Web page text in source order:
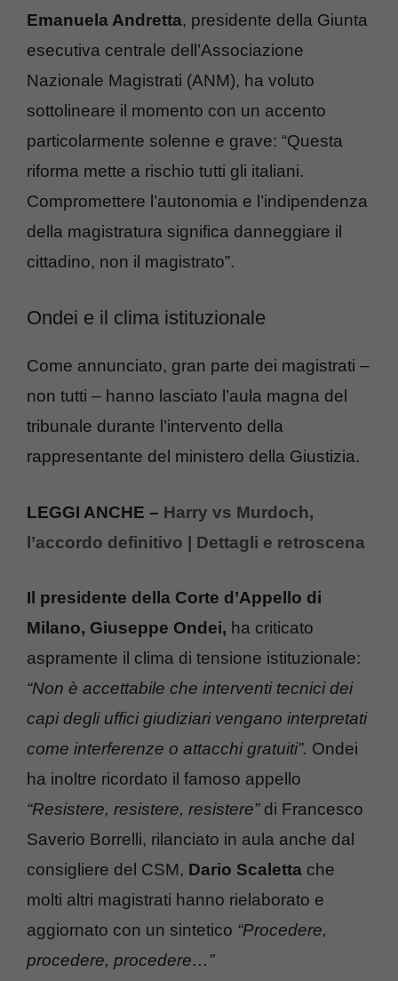
Emanuela Andretta, presidente della Giunta
esecutiva centrale dell’Associazione
Nazionale Magistrati (ANM), ha voluto
sottolineare il momento con un accento
particolarmente solenne e grave: “Questa
riforma mette a rischio tutti gli italiani.
Compromettere l’autonomia e l’indipendenza
della magistratura significa danneggiare il
cittadino, non il magistrato”.
Ondei e il clima istituzionale
Come annunciato, gran parte dei magistrati –
non tutti – hanno lasciato l’aula magna del
tribunale durante l’intervento della
rappresentante del ministero della Giustizia.
LEGGI ANCHE – Harry vs Murdoch,
l’accordo definitivo | Dettagli e retroscena
Il presidente della Corte d’Appello di
Milano, Giuseppe Ondei, ha criticato
aspramente il clima di tensione istituzionale:
“Non è accettabile che interventi tecnici dei
capi degli uffici giudiziari vengano interpretati
come interferenze o attacchi gratuiti”. Ondei
ha inoltre ricordato il famoso appello
“Resistere, resistere, resistere” di Francesco
Saverio Borrelli, rilanciato in aula anche dal
consigliere del CSM, Dario Scaletta che
molti altri magistrati hanno rielaborato e
aggiornato con un sintetico “Procedere,
procedere, procedere…”